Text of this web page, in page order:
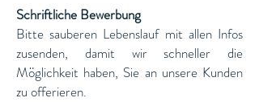
​Schriftliche Bewerbung
Bitte sauberen Lebenslauf mit allen Infos
zusenden, damit wir schneller die
Möglichkeit haben, Sie an unsere Kunden
zu offerieren.